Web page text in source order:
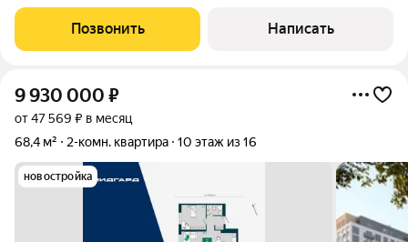
стороны, что удобно и практично. Приятным бонусом при
покупке будет вся мебель и
Позвонить Написать
9 930 000 ₽
от 47 569 ₽ в месяц
68,4 м²
2-комн. квартира 10 этаж из 16
новостройка